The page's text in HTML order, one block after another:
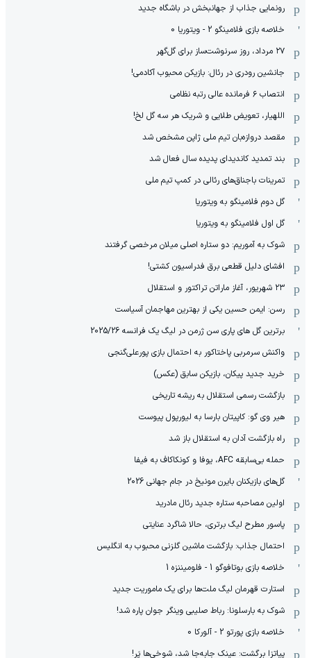
رونمایی جذاب از جهانبخش در باشگاه جدید
خلاصه بازی فلامینگو 2 - ویتوریا 0
۲۷ مرداد، روز سرنوشت‌ساز برای گل‌گهر
جانشین رودری در رئال: بازیکن محبوب آکادمی!
انتصاب ۶ فرمانده عالی رتبه نظامی
اللهیار، تعویض طلایی و شریک هر سه گل لخ!
مقصد دروازه‌بان تیم ملی ژاپن مشخص شد
بند تمدید کاندیدای پدیده سال فعال شد
‫تمرینات باجناق‌های رئالی در کمپ تیم ملی
گل دوم فلامینگو به ویتوریا
گل اول فلامینگو به ویتوریا
شوک به آموریم: دو ستاره اصلی میلان مرخصی گرفتند
افشای دلیل قطعی برق فدراسیون کشتی!
۲۳ شهریور، آغاز ماراتن تراکتور و استقلال
رسن: ایمن حسین یکی از بهترین مهاجمان آسیاست
برترین گل های پاری سن ژرمن در لیگ یک فرانسه 2025/26
واکنش سرمربی پاختاکور به احتمال بازی پورعلی‌گنجی
خرید جدید پیکان، بازیکن سابق (عکس)
بازگشت رسمی استقلال به ریشه تاریخی
هیر وی گو: کاپیتان بارسا به لیورپول پیوست
راه بازگشت آدان به استقلال باز شد
حمله بی‌سابقه AFC، یوفا و کونکاکاف به فیفا
گل‌های بازیکنان بایرن مونیخ در جام جهانی 2026
‫اولین مصاحبه ستاره جدید رئال مادرید
پاسور مطرح لیگ برتری، حالا شاگرد عنایتی
احتمال جذاب: بازگشت ماشین گلزنی محبوب به انگلیس
خلاصه بازی بوتافوگو 1 - فلومیننزه 1
استارت قهرمان لیگ ملت‌ها برای یک ماموریت جدید
‫شوک به بارسلونا: رباط صلیبی وینگر جوان پاره شد!
خلاصه بازی پورتو 2 - آلورکا 0
پیاتزا برگشت: عینک جابه‌جا شد، شوخی‌ها پَر!